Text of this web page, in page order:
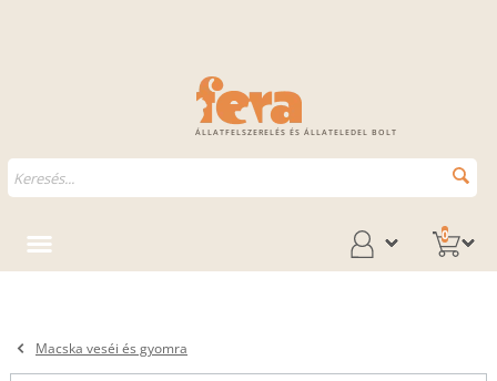
ÁLLATFELSZERELÉS ÉS ÁLLATELEDEL BOLT
0
Macska veséi és gyomra